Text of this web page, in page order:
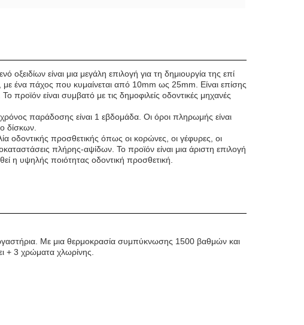
είναι μια μεγάλη επιλογή για τη δημιουργία της επί
ένα πάχος που κυμαίνεται από 10mm ως 25mm. Είναι επίσης
είναι συμβατό με τις δημοφιλείς οδοντικές μηχανές
παράδοσης είναι 1 εβδομάδα. Οι όροι πληρωμής είναι
δίσκων.
οδοντικής προσθετικής όπως οι κορώνες, οι γέφυρες, οι
πλήρης-αψίδων. Το προϊόν είναι μια άριστη επιλογή
η υψηλής ποιότητας οδοντική προσθετική.
Με μια θερμοκρασία συμπύκνωσης 1500 βαθμών και
+ 3 χρώματα χλωρίνης.